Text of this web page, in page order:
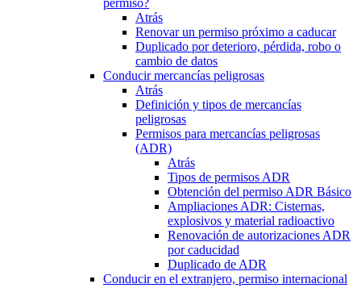
permiso?
Atrás
Renovar un permiso próximo a caducar
Duplicado por deterioro, pérdida, robo o
cambio de datos
Conducir mercancías peligrosas
Atrás
Definición y tipos de mercancías
peligrosas
Permisos para mercancías peligrosas
(ADR)
Atrás
Tipos de permisos ADR
Obtención del permiso ADR Básico
Ampliaciones ADR: Cisternas,
explosivos y material radioactivo
Renovación de autorizaciones ADR
por caducidad
Duplicado de ADR
Conducir en el extranjero, permiso internacional